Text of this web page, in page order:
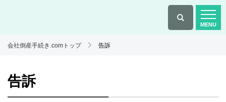
会社倒産手続き.comトップ 告訴
告訴